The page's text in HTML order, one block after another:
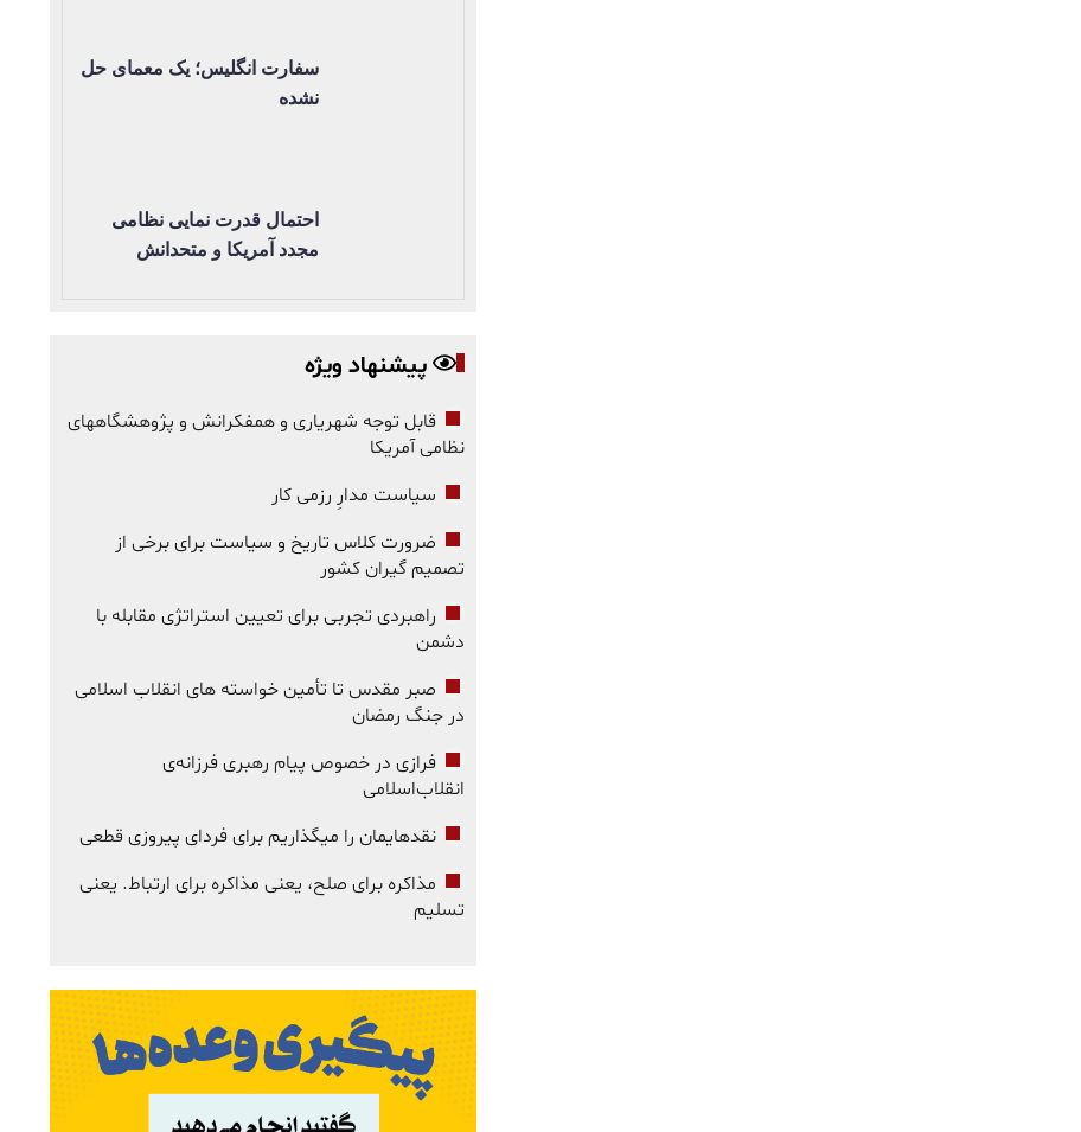
سفارت انگلیس؛ یک معمای حل
نشده
احتمال قدرت نمایی نظامی
مجدد آمریکا و متحدانش
پیشنهاد ویژه
قابل توجه شهریاری و همفکرانش و پژوهشگاههای
نظامی آمریکا
سیاست مدارِ رزمی کار
ضرورت کلاس تاریخ و سیاست برای برخی از
تصمیم گیران کشور
راهبردی تجربی برای تعیین استراتژی مقابله با
دشمن
صبر مقدس تا تأمین خواسته های انقلاب اسلامی
در جنگ رمضان
فرازی در خصوص پیام رهبری فرزانه‌ی
انقلاب‌اسلامی
نقدهایمان را میگذاریم برای فردای پیروزی قطعی
مذاکره برای صلح، یعنی مذاکره برای ارتباط. یعنی
تسلیم